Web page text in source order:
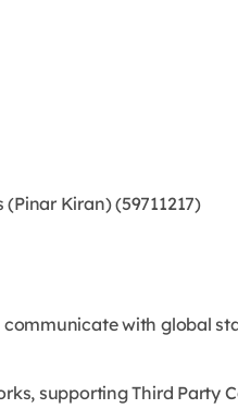
Kiran) (59711217)
communicate with global
supporting Third Party